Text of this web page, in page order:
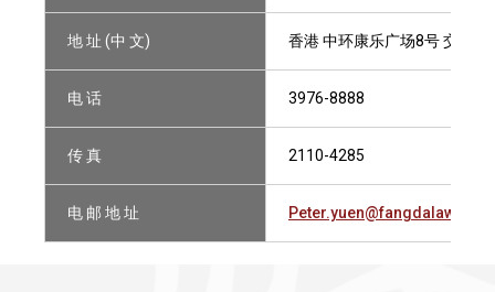
地 址 (中 文) 香港 中环康乐广场8号 交易广
电 话 3976-8888
传 真 2110-4285
电 邮 地 址 Peter.yuen@fangdalaw.com